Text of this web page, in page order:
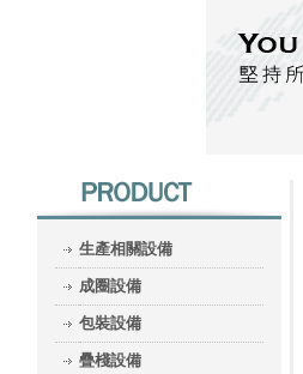
生產相關設備
成圈設備
包裝設備
疊棧設備